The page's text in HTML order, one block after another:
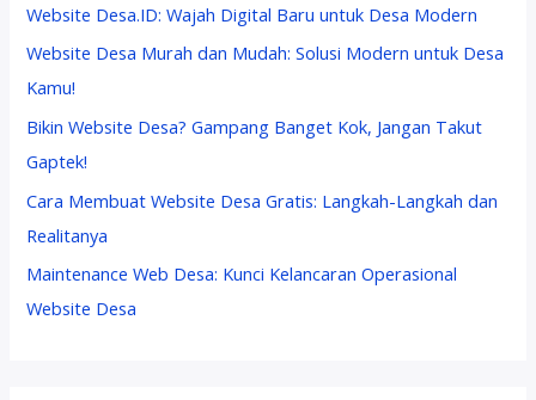
Website Desa.ID: Wajah Digital Baru untuk Desa Modern
Website Desa Murah dan Mudah: Solusi Modern untuk Desa
Kamu!
Bikin Website Desa? Gampang Banget Kok, Jangan Takut
Gaptek!
Cara Membuat Website Desa Gratis: Langkah-Langkah dan
Realitanya
Maintenance Web Desa: Kunci Kelancaran Operasional
Website Desa